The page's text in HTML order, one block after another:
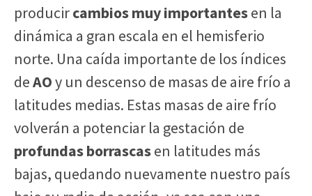
producircambios muy importantesen la
dinámica a gran escala en el hemisferio
norte. Una caída importante de los índices
deAOy un descenso de masas de aire frío a
latitudes medias. Estas masas de aire frío
volverán a potenciar la gestación de
profundas borrascasen latitudes más
bajas, quedando nuevamente nuestro país